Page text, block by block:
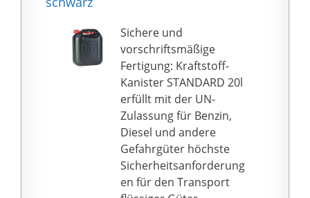
Sichere und
vorschriftsmäßige
Fertigung: Kraftstoff-
Kanister STANDARD 20l
erfüllt mit der UN-
Zulassung für Benzin,
Diesel und andere
Gefahrgüter höchste
Sicherheitsanforderung
en für den Transport